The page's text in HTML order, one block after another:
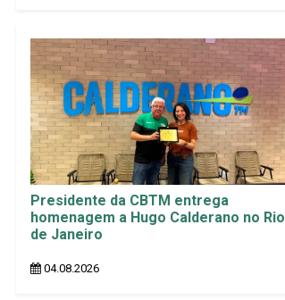
Presidente da CBTM entrega
homenagem a Hugo Calderano no Rio
de Janeiro
04.08.2026